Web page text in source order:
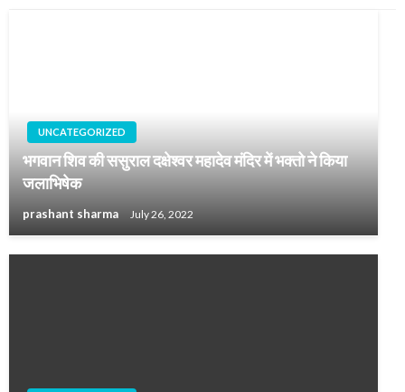
UNCATEGORIZED
भगवान शिव की ससुराल दक्षेश्वर महादेव मंदिर में भक्तो ने किया
जलाभिषेक
prashant sharma July 26, 2022